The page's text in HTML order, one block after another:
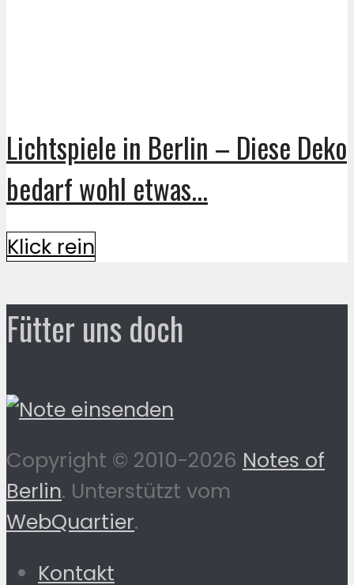
Lichtspiele in Berlin – Diese Deko
bedarf wohl etwas...
Klick rein
Fütter uns doch
Copyright © 2010-2026 Notes of
Berlin. Unterstützt vom
WebQuartier.
Kontakt